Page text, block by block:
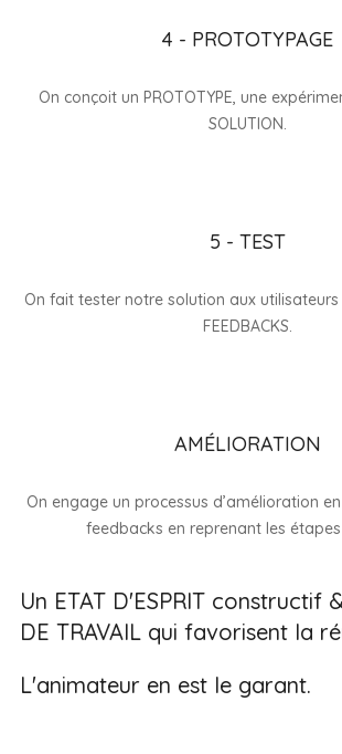
4 - PROTOTYPAGE
On conçoit un PROTOTYPE, une
SOLUTION.
5 - TEST
On fait tester notre solution aux
FEEDBACKS.
AMÉLIORATION
On engage un processus d’amélioration
feedbacks en reprenant les étapes
Un ETAT D'ESPRIT constructif
DE TRAVAIL qui favorisent la
L'animateur en est le garant.